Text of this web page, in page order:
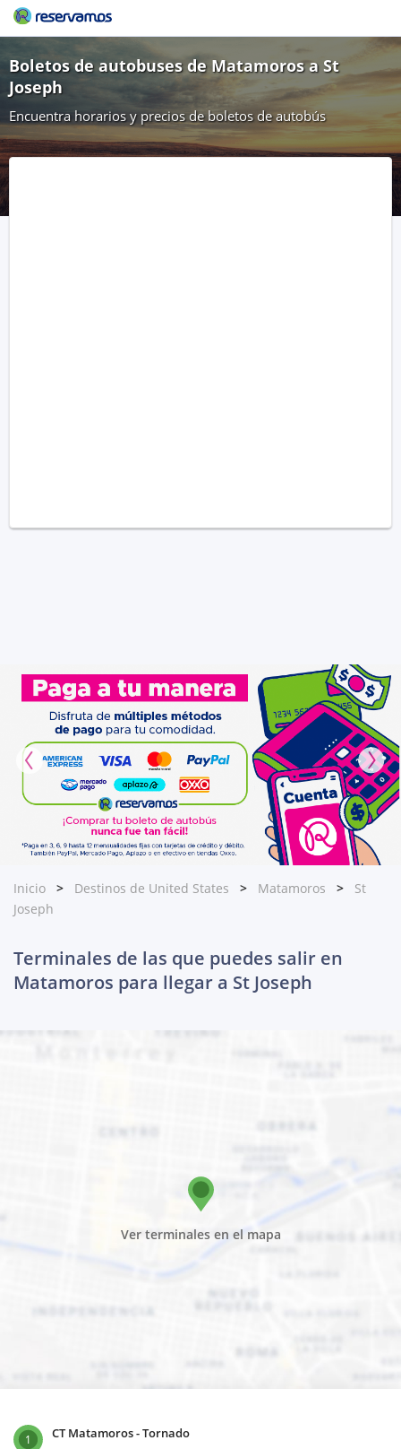
Boletos de autobuses de Matamoros a St
Joseph
Encuentra horarios y precios de boletos de autobús
Inicio Destinos de United States Matamoros
St
Joseph
Terminales de las que puedes salir en
Matamoros para llegar a St Joseph
Ver terminales en el mapa
1 CT Matamoros - Tornado